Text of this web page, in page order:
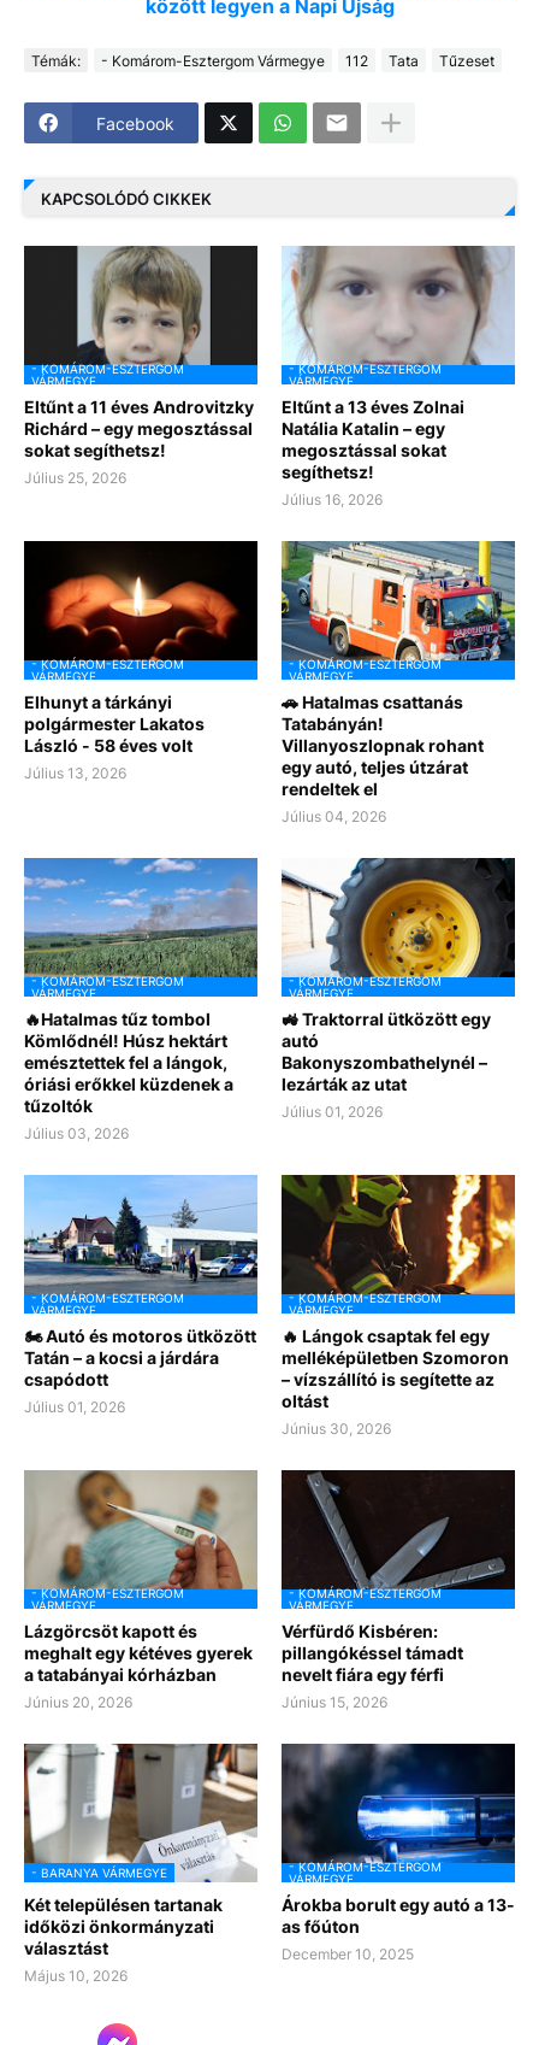
között legyen a Napi Újság
Témák: - Komárom-Esztergom Vármegye 112 Tata Tűzeset
Facebook
KAPCSOLÓDÓ CIKKEK
- KOMÁROM-ESZTERGOM
VÁRMEGYE
Eltűnt a 11 éves Androvitzky
Richárd – egy megosztással
sokat segíthetsz!
Július 25, 2026
- KOMÁROM-ESZTERGOM
VÁRMEGYE
Eltűnt a 13 éves Zolnai
Natália Katalin – egy
megosztással sokat
segíthetsz!
Július 16, 2026
- KOMÁROM-ESZTERGOM
VÁRMEGYE
Elhunyt a tárkányi
polgármester Lakatos
László - 58 éves volt
Július 13, 2026
- KOMÁROM-ESZTERGOM
VÁRMEGYE
🚗 Hatalmas csattanás
Tatabányán!
Villanyoszlopnak rohant
egy autó, teljes útzárat
rendeltek el
Július 04, 2026
- KOMÁROM-ESZTERGOM
VÁRMEGYE
🔥Hatalmas tűz tombol
Kömlődnél! Húsz hektárt
emésztettek fel a lángok,
óriási erőkkel küzdenek a
tűzoltók
Július 03, 2026
- KOMÁROM-ESZTERGOM
VÁRMEGYE
🚜 Traktorral ütközött egy
autó
Bakonyszombathelynél –
lezárták az utat
Július 01, 2026
- KOMÁROM-ESZTERGOM
VÁRMEGYE
🏍️ Autó és motoros ütközött
Tatán – a kocsi a járdára
csapódott
Július 01, 2026
- KOMÁROM-ESZTERGOM
VÁRMEGYE
🔥 Lángok csaptak fel egy
melléképületben Szomoron
– vízszállító is segítette az
oltást
Június 30, 2026
- KOMÁROM-ESZTERGOM
VÁRMEGYE
Lázgörcsöt kapott és
meghalt egy kétéves gyerek
a tatabányai kórházban
Június 20, 2026
- KOMÁROM-ESZTERGOM
VÁRMEGYE
Vérfürdő Kisbéren:
pillangókéssel támadt
nevelt fiára egy férfi
Június 15, 2026
- BARANYA VÁRMEGYE
Két településen tartanak
időközi önkormányzati
választást
Május 10, 2026
- KOMÁROM-ESZTERGOM
VÁRMEGYE
Árokba borult egy autó a 13-
as főúton
December 10, 2025